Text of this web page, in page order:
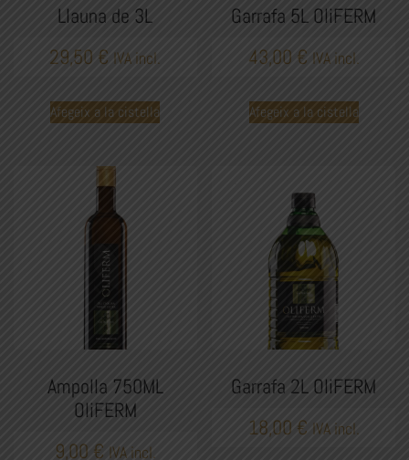
Llauna de 3L
29,50 € IVA incl.
Afegeix a la cistella
Garrafa 5L OliFERM
43,00 € IVA incl.
Afegeix a la cistella
Ampolla 750ML
OliFERM
9,00 € IVA incl.
Garrafa 2L OliFERM
18,00 € IVA incl.